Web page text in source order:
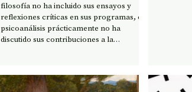
filosofía no ha incluido sus ensayos y
reflexiones críticas en sus programas, el
psicoanálisis prácticamente no ha
discutido sus contribuciones a la
importancia a sus novelas y relatos.